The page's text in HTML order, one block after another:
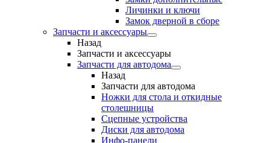
Личинки и ключи
Замок дверной в сборе
Запчасти и аксессуары
Назад
Запчасти и аксессуары
Запчасти для автодома
Назад
Запчасти для автодома
Ножки для стола и откидные
столешницы
Сцепные устройства
Диски для автодома
Инфо-панели